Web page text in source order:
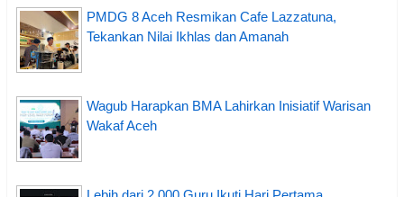
PMDG 8 Aceh Resmikan Cafe Lazzatuna,
Tekankan Nilai Ikhlas dan Amanah
Wagub Harapkan BMA Lahirkan Inisiatif Warisan
Wakaf Aceh